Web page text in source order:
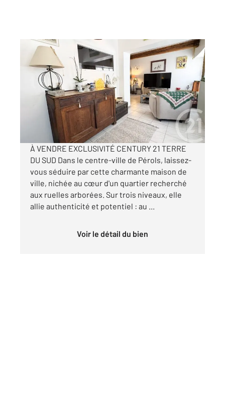
PEROLS 34
68,02 m2, 4 pièces
Ref : 27139
Maison à vendre
249 000 €
Visiter le site dédié
À VENDRE EXCLUSIVITÉ CENTURY 21 TERRE
DU SUD Dans le centre-ville de Pérols, laissez-
vous séduire par cette charmante maison de
ville, nichée au cœur d'un quartier recherché
aux ruelles arborées. Sur trois niveaux, elle
allie authenticité et potentiel : au ...
Voir le détail du bien